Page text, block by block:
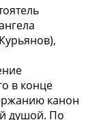
в конце
канон
душой. По